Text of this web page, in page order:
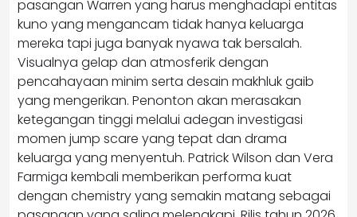
pasangan Warren yang harus menghadapi entitas
kuno yang mengancam tidak hanya keluarga
mereka tapi juga banyak nyawa tak bersalah.
Visualnya gelap dan atmosferik dengan
pencahayaan minim serta desain makhluk gaib
yang mengerikan. Penonton akan merasakan
ketegangan tinggi melalui adegan investigasi
momen jump scare yang tepat dan drama
keluarga yang menyentuh. Patrick Wilson dan Vera
Farmiga kembali memberikan performa kuat
dengan chemistry yang semakin matang sebagai